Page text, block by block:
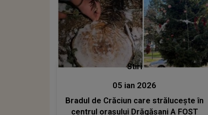
Stiri
05 ian 2026
Bradul de Crăciun care strălucește în
centrul orașului Drăgăşani A FOST